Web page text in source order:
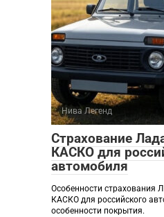
Нива Легенд
Страхование
КАСКО для
автомобиля
Особенности страхования
КАСКО для российского
особенности покрытия.